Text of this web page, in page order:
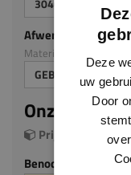
3040
Afwerking
Materiaal: Eiken fineer
GEBEITST ZG
Onze prijs
Prijs per plaat
Benodigde aantal m²
Deze
uw
Door